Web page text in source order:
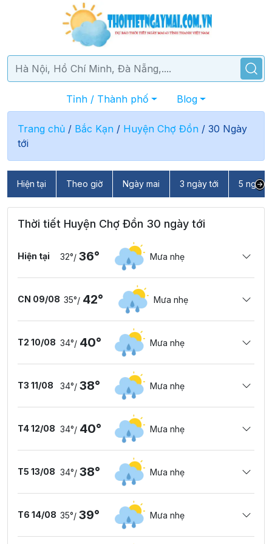
Tỉnh / Thành phố Blog
Trang chủ / Bắc Kạn / Huyện Chợ Đồn / 30 Ngày
tới
Hiện tại Theo giờ Ngày mai 3 ngày tới 5 ngày
Thời tiết Huyện Chợ Đồn 30 ngày tới
Hiện tại 32°/ 36° Mưa nhẹ
CN 09/08 35°/ 42° Mưa nhẹ
T2 10/08 34°/ 40° Mưa nhẹ
T3 11/08 34°/ 38° Mưa nhẹ
T4 12/08 34°/ 40° Mưa nhẹ
T5 13/08 34°/ 38° Mưa nhẹ
T6 14/08 35°/ 39° Mưa nhẹ